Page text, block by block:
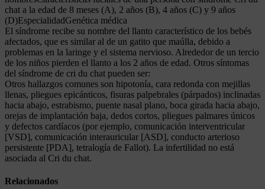
chat a la edad de 8 meses (A), 2 años (B), 4 años (C) y 9 años
(D)EspecialidadGenética médica
El síndrome recibe su nombre del llanto característico de los bebés
afectados, que es similar al de un gatito que maúlla, debido a
problemas en la laringe y el sistema nervioso. Alrededor de un tercio
de los niños pierden el llanto a los 2 años de edad. Otros síntomas
del síndrome de cri du chat pueden ser:
Otros hallazgos comunes son hipotonía, cara redonda con mejillas
llenas, pliegues epicánticos, fisuras palpebrales (párpados) inclinadas
hacia abajo, estrabismo, puente nasal plano, boca girada hacia abajo,
orejas de implantación baja, dedos cortos, pliegues palmares únicos
y defectos cardíacos (por ejemplo, comunicación interventricular
[VSD], comunicación interauricular [ASD], conducto arterioso
persistente [PDA], tetralogía de Fallot). La infertilidad no está
asociada al Cri du chat.
Relacionados